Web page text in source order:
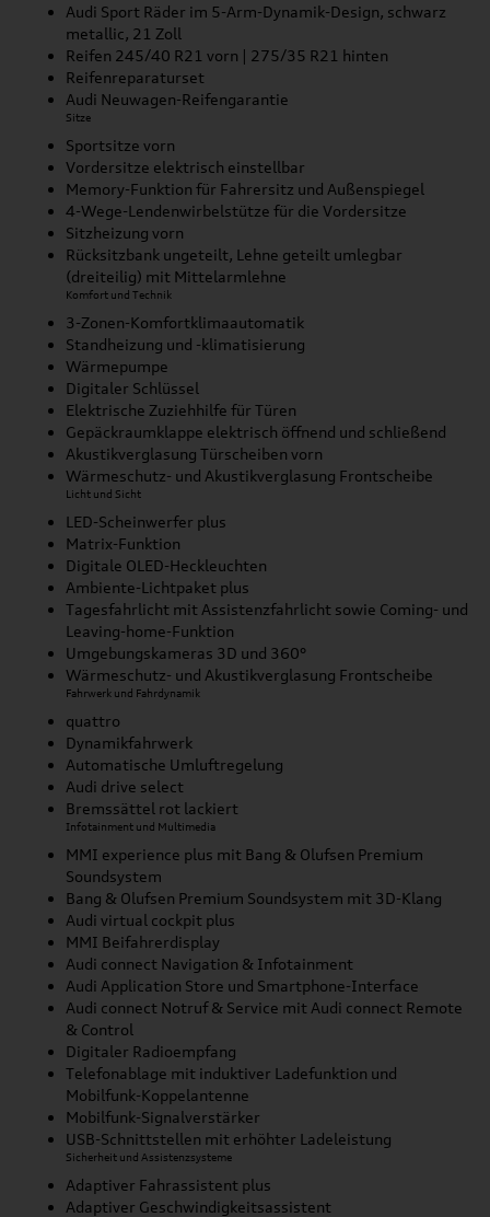
Audi Sport Räder im 5-Arm-Dynamik-Design, schwarz
metallic, 21 Zoll
Reifen 245/40 R21 vorn | 275/35 R21 hinten
Reifenreparaturset
Audi Neuwagen-Reifengarantie
Sitze
Sportsitze vorn
Vordersitze elektrisch einstellbar
Memory-Funktion für Fahrersitz und Außenspiegel
4-Wege-Lendenwirbelstütze für die Vordersitze
Sitzheizung vorn
Rücksitzbank ungeteilt, Lehne geteilt umlegbar
(dreiteilig) mit Mittelarmlehne
Komfort und Technik
3-Zonen-Komfortklimaautomatik
Standheizung und -klimatisierung
Wärmepumpe
Digitaler Schlüssel
Elektrische Zuziehhilfe für Türen
Gepäckraumklappe elektrisch öffnend und schließend
Akustikverglasung Türscheiben vorn
Wärmeschutz- und Akustikverglasung Frontscheibe
Licht und Sicht
LED-Scheinwerfer plus
Matrix-Funktion
Digitale OLED-Heckleuchten
Ambiente-Lichtpaket plus
Tagesfahrlicht mit Assistenzfahrlicht sowie Coming- und
Leaving-home-Funktion
Umgebungskameras 3D und 360°
Wärmeschutz- und Akustikverglasung Frontscheibe
Fahrwerk und Fahrdynamik
quattro
Dynamikfahrwerk
Automatische Umluftregelung
Audi drive select
Bremssättel rot lackiert
Infotainment und Multimedia
MMI experience plus mit Bang & Olufsen Premium
Soundsystem
Bang & Olufsen Premium Soundsystem mit 3D-Klang
Audi virtual cockpit plus
MMI Beifahrerdisplay
Audi connect Navigation & Infotainment
Audi Application Store und Smartphone-Interface
Audi connect Notruf & Service mit Audi connect Remote
& Control
Digitaler Radioempfang
Telefonablage mit induktiver Ladefunktion und
Mobilfunk-Koppelantenne
Mobilfunk-Signalverstärker
USB-Schnittstellen mit erhöhter Ladeleistung
Sicherheit und Assistenzsysteme
Adaptiver Fahrassistent plus
Adaptiver Geschwindigkeitsassistent